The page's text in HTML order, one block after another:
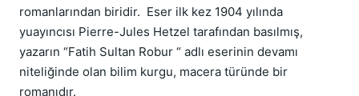
romanlarından biridir. Eser ilk kez 1904 yılında
yuayıncısı Pierre-Jules Hetzel tarafından basılmış,
yazarın “Fatih Sultan Robur “ adlı eserinin devamı
niteliğinde olan bilim kurgu, macera türünde bir
romanıdır.